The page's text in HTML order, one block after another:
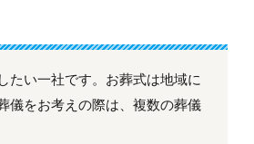
たい一社です。お葬式は地域に
儀をお考えの際は、複数の葬儀